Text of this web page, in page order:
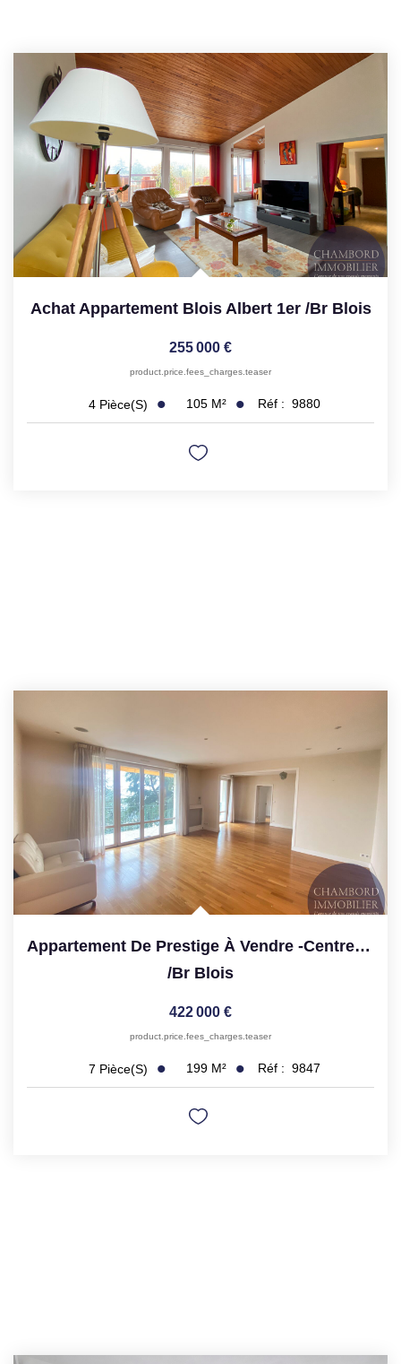
Achat Appartement Blois Albert 1er /br Blois
255 000 €
product.price.fees_charges.teaser
4 Pièce(s) 105 M² Réf : 9880
Appartement De Prestige À Vendre -Centre-Ville De Blois
/br Blois
422 000 €
product.price.fees_charges.teaser
7 Pièce(s) 199 M² Réf : 9847